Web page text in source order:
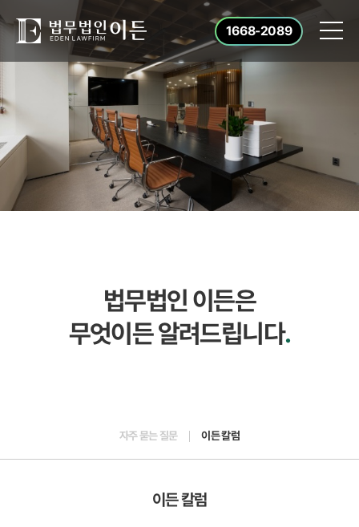
1668-2089
법무법인 이든은
무엇이든 알려드립니다.
자주 묻는 질문 이든 칼럼
이든 칼럼